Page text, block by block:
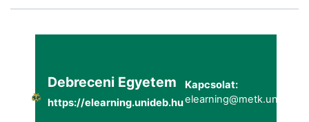
Debreceni Egyetem
https://elearning.unideb.hu
Kapcsolat: